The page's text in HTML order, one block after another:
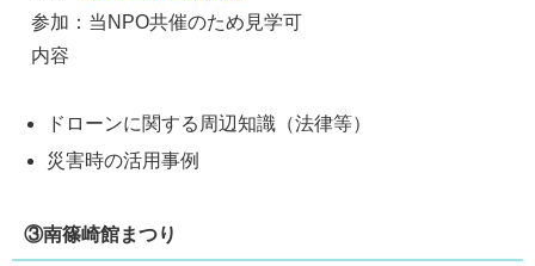
参加：当NPO共催のため見学可
内容
ドローンに関する周辺知識（法律等）
災害時の活用事例
③南篠崎館まつり